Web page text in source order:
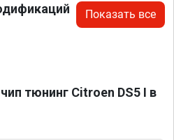
Показать все
тюнинг Citroen DS5 I в